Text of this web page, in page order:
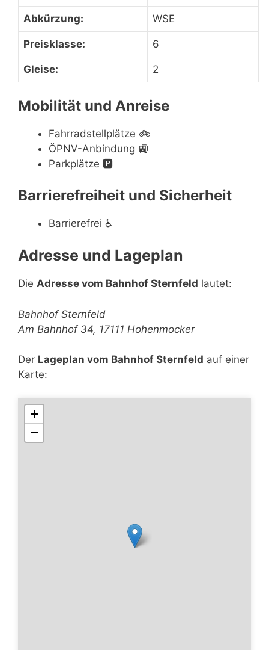
Abkürzung: WSE
Preisklasse: 6
Gleise: 2
Mobilität und Anreise
Fahrradstellplätze 🚲
ÖPNV-Anbindung 🚉
Parkplätze 🅿️
Barrierefreiheit und Sicherheit
Barrierefrei ♿
Adresse und Lageplan
Die Adresse vom Bahnhof Sternfeld lautet:
Bahnhof Sternfeld
Am Bahnhof 34, 17111 Hohenmocker
Der Lageplan vom Bahnhof Sternfeld auf einer
Karte:
+
−